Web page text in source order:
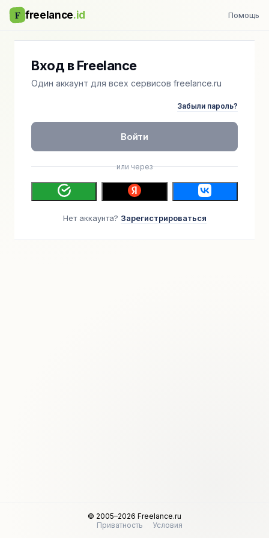
F freelance.id Помощь
Вход в Freelance
Один аккаунт для всех сервисов freelance.ru
Забыли пароль?
Войти
или через
Нет аккаунта? Зарегистрироваться
© 2005–2026 Freelance.ru
Приватность
Условия